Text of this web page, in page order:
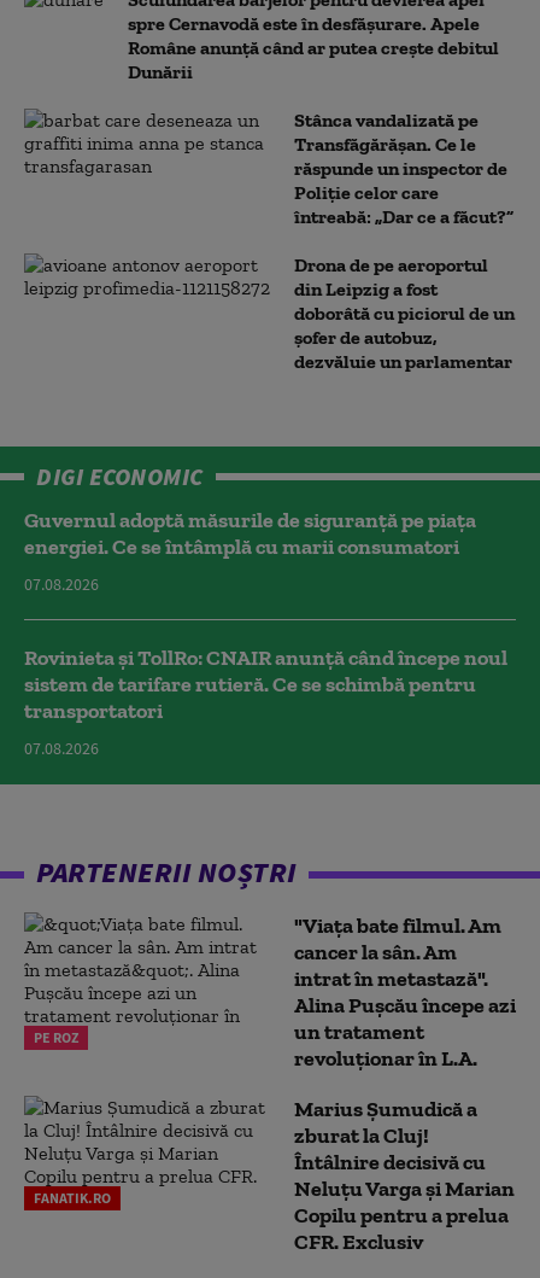
spre Cernavodă este în desfășurare. Apele
Române anunță când ar putea crește debitul
Dunării
Stânca vandalizată pe
Transfăgărășan. Ce le
răspunde un inspector de
Poliție celor care
întreabă: „Dar ce a făcut?”
Drona de pe aeroportul
din Leipzig a fost
doborâtă cu piciorul de un
şofer de autobuz,
dezvăluie un parlamentar
DIGI ECONOMIC
Guvernul adoptă măsurile de siguranță pe piața
energiei. Ce se întâmplă cu marii consumatori
07.08.2026
Rovinieta și TollRo: CNAIR anunță când începe noul
sistem de tarifare rutieră. Ce se schimbă pentru
transportatori
07.08.2026
PARTENERII NOȘTRI
PE ROZ
"Viața bate filmul. Am
cancer la sân. Am
intrat în metastază".
Alina Pușcău începe azi
un tratament
revoluționar în L.A.
FANATIK.RO
Marius Şumudică a
zburat la Cluj!
Întâlnire decisivă cu
Neluţu Varga şi Marian
Copilu pentru a prelua
CFR. Exclusiv